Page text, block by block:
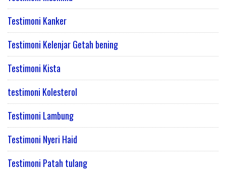
Testimoni Kanker
Testimoni Kelenjar Getah bening
Testimoni Kista
testimoni Kolesterol
Testimoni Lambung
Testimoni Nyeri Haid
Testimoni Patah tulang